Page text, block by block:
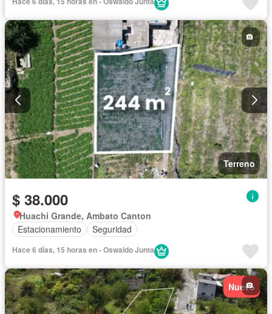
Terreno
$ 38.000
Huachi Grande, Ambato Canton
Estacionamiento
Seguridad
Hace 6 días, 15 horas en - Oswaldo Junta
Nuevo